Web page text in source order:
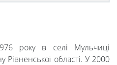
року в селі Мульчиці
області. У 2000